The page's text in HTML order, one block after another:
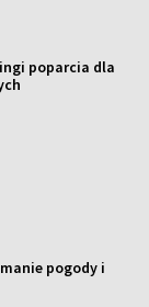
poparcia dla
pogody i